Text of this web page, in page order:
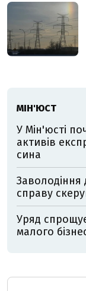
МІН'ЮСТ
У Мін'юсті
активів
сина
справу
Уряд
малого